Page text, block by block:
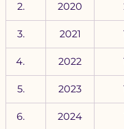
2020
2021
2022
2023
2024